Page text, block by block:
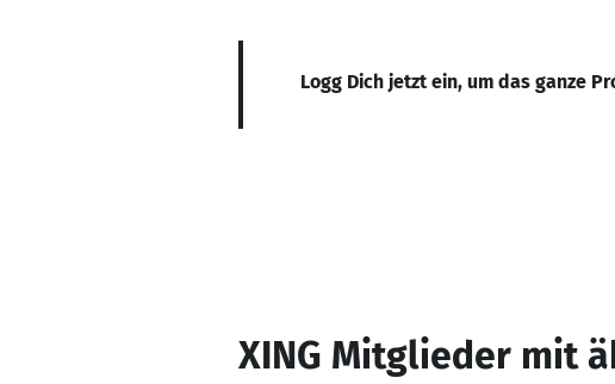
Logg Dich jetzt ein, um das ganze
XING Mitglieder mit